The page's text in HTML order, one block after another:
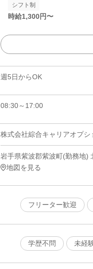
シフト制
時給1,300円〜
週5日からOK
08:30～17:00
株式会社綜合キャリアオプ
岩手県紫波郡紫波町(勤務地)
地図を見る
フリーター歓迎
学歴不問
未経